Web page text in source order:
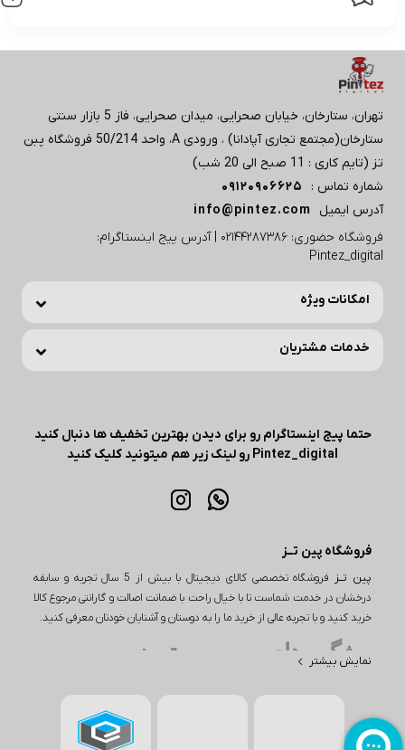
تهران، ستارخان، خیابان صحرایی، میدان صحرایی، فاز 5 بازار سنتی
ستارخان(مجتمع تجاری آپادانا) ، ورودی A، واحد 50/214 فروشگاه پبن
تز (تایم کاری : 11 صبح الی 20 شب)
شماره تماس :
09120906625
آدرس ایمیل
info@pintez.com
فروشگاه حضوری: 02144287386 | آدرس پیج اینستاگرام:
Pintez_digital
امکانات ویژه
خدمات مشتریان
حتما پیج اینستاگرام رو برای دیدن بهترین تخفیف ها دنبال کنید
Pintez_digital رو لینک زیر هم میتونید کلیک کنید
فروشگاه پین تــز
پین تــز
فروشگاه تخصصی کالای دیجیتال با بیش از 5 سال تجربه و سابقه
درخشان در خدمت شماست تا با خیال راحت با ضمانت اصالت و گارانتی مرجوع کالا
خرید کنید و با تجربه عالی از خرید ما را به دوستان و آشنایان خودتان معرفی کنید.
ویژگی های مهم پین تـــز
لوازم دیجیتال، لوازم خانگی و بسیاری از محصولات دیگر ارائه می‌دهد. به
عنوان مثال، اگر به دنبال خرید یا بررسی قیمت گوشی باشید، پین تز
نمایش بیشتر